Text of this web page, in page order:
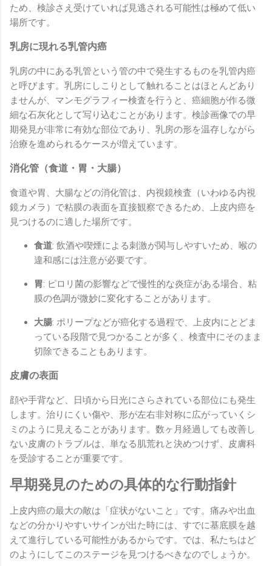
ため、検診さえ受けていれば見逃される可能性は極めて低い
場所です。
乳房に現れる乳管内癌
乳房の中にある乳管という管の中で発生するものを乳管内癌
と呼びます。乳房にしこりとして触れることはほとんどあり
ませんが、マンモグラフィー検査を行うと、癌細胞が作る微
細な石灰化として写り込むことがあります。検診画像での早
期発見が非常に有効な部位であり、乳房の形を温存しながら
治療を進められるケースが増えています。
消化管（食道・胃・大腸）
食道や胃、大腸などの消化管は、内視鏡検査（いわゆる内視
鏡カメラ）で粘膜の表面を直接観察できるため、上皮内癌を
見つけるのに適した場所です。
食道: 飲酒や喫煙による刺激が関与しやすいため、喉の
違和感には注意が必要です。
胃: ピロリ菌の影響などで慢性的な炎症がある場合、粘
膜の色調が微妙に変化することがあります。
大腸: ポリープなどが癌化する過程で、上皮内にとどま
っている段階で見つかることが多く、検査中にそのまま
切除できることもあります。
皮膚の表面
顔や手背など、日頃から日光にさらされている部位にも発生
します。治りにくい傷や、形が左右非対称に広がっていくシ
ミのように見えることがあります。数ヶ月経過しても改善し
ない皮膚のトラブルは、単なる肌荒れと決めつけず、皮膚科
を受診することが重要です。
早期発見のための具体的な行動指針
上皮内癌の最大の敵は「症状がないこと」です。痛みや出血
などの分かりやすいサインが出た時には、すでに基底膜を越
えて進行している可能性があるからです。では、私たちはど
のようにしてこのステージを見つけるべきなのでしょうか。